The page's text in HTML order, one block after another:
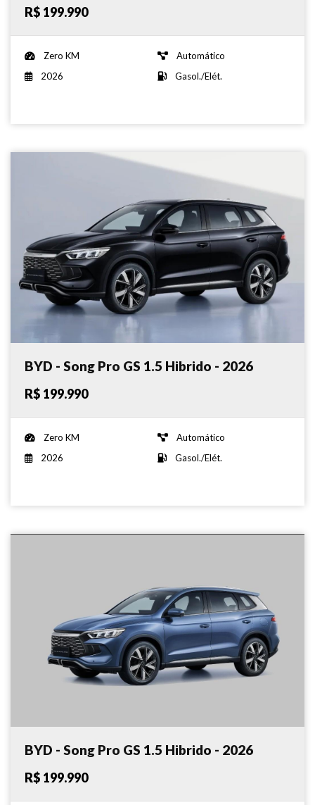
R$ 199.990
Zero KM
Automático
2026
Gasol./Elét.
BYD - Song Pro GS 1.5 Hibrido - 2026
R$ 199.990
Zero KM
Automático
2026
Gasol./Elét.
BYD - Song Pro GS 1.5 Hibrido - 2026
R$ 199.990